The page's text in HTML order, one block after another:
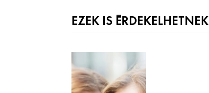
EZEK IS ÉRDEKELHETNEK